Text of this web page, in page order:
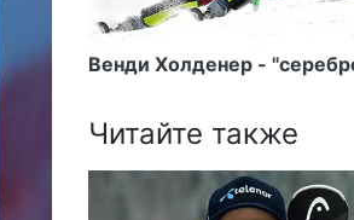
Венди Холденер -
Читайте также